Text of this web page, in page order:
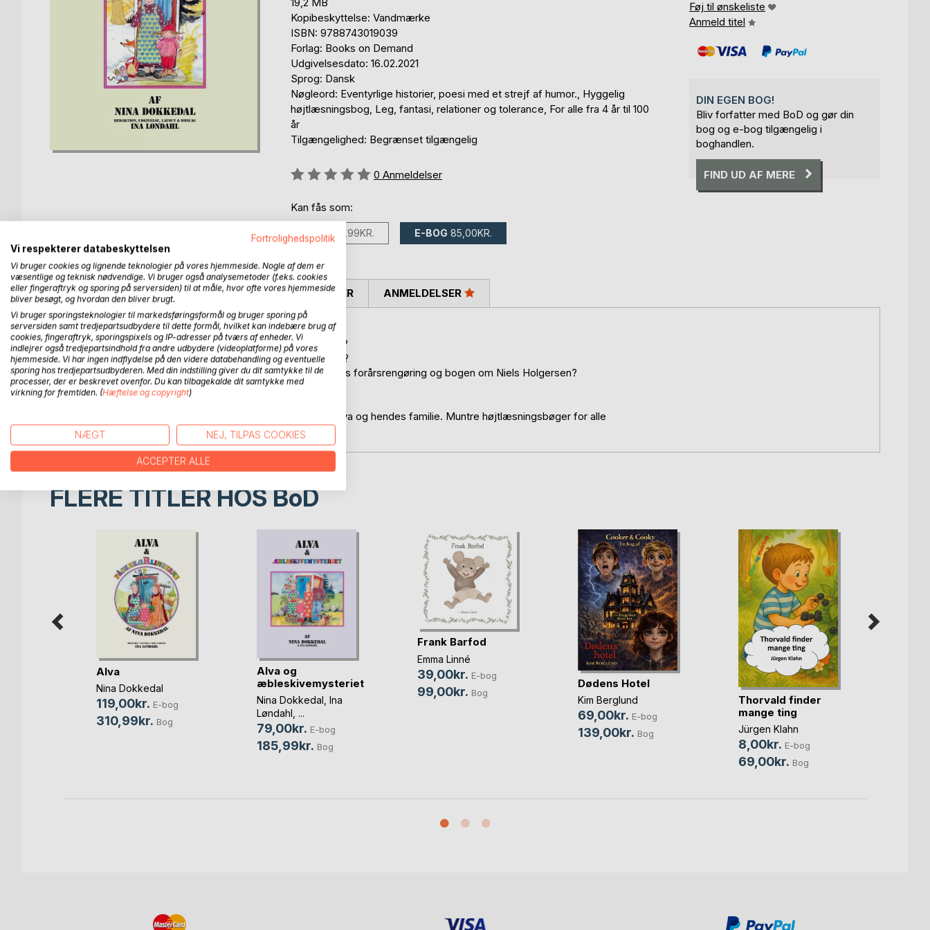
Kopibeskyttelse: Vandmærke
ISBN: 9788743019039
Forlag: Books on Demand
Udgivelsesdato: 16.02.2021
Sprog: Dansk
Nøgleord: Eventyrlige historier, poesi med et strejf af humor., Hyggelig
højtlæsningsbog, Leg, fantasi, relationer og tolerance, For alle fra 4 år til 100
år
Tilgængelighed: Begrænset tilgængelig
Anmeldelse::
0 Anmeldelser
Kan fås som:
BOG 215,99KR. E-BOG 85,00KR.
Føj til ønskeliste
Anmeld titel
DIN EGEN BOG!
Bliv forfatter med BoD og gør din
bog og e-bog tilgængelig i
boghandlen.
FIND UD AF MERE
BESKRIVELSE
Alva glæder sig, for hun skal atter op til farmor i Sverige.
Mon hendes nye, specielle ven stadig er derude i skoven?
Hvordan var det lige, man blev på størrelse med en teske?
Hvad med den farlige, brusende elv, den sure ræv, farmors forårsrengøring og bogen om Niels Holgersen?
Og hvordan bliver man ven med en ægte vindheks?
Dette er den anden eventyrlige fortælling i en serie om Alva og hendes familie. Muntre højtlæsningsbøger for alle
børn og barnlige sjæle fra 4 år og op til de 100 år.
FORFATTER PRESSEN SKRIVER ANMELDELSER
FLERE TITLER HOSBoD
Alva
Nina Dokkedal
119,00kr. E-bog
310,99kr. Bog
Alva og
æbleskivemysteriet
Nina Dokkedal Ina
Løndahl , ...
79,00kr. E-bog
185,99kr. Bog
Frank Barfod
Emma Linné
39,00kr. E-bog
99,00kr. Bog
Dødens Hotel
Kim Berglund
69,00kr. E-bog
139,00kr. Bog
Thorvald finder
mange ting
Jürgen Klahn
8,00kr. E-bog
69,00kr. Bog
Fortrolighedspolitik
Vi respekterer databeskyttelsen
Vi bruger cookies og lignende teknologier på vores hjemmeside. Nogle af dem er
væsentlige og teknisk nødvendige. Vi bruger også analysemetoder (f.eks. cookies
eller fingeraftryk og sporing på serversiden) til at måle, hvor ofte vores hjemmeside
bliver besøgt, og hvordan den bliver brugt.
Vi bruger sporingsteknologier til markedsføringsformål og bruger sporing på
serversiden samt tredjepartsudbydere til dette formål, hvilket kan indebære brug af
cookies, fingeraftryk, sporingspixels og IP-adresser på tværs af enheder. Vi
indlejrer også tredjepartsindhold fra andre udbydere (videoplatforme) på vores
hjemmeside. Vi har ingen indflydelse på den videre databehandling og eventuelle
sporing hos tredjepartsudbyderen. Med din indstilling giver du dit samtykke til de
processer, der er beskrevet ovenfor. Du kan tilbagekalde dit samtykke med
virkning for fremtiden. (Hæftelse og copyright)
NÆGT NEJ, TILPAS COOKIES
ACCEPTER ALLE